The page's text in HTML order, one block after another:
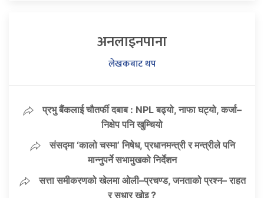
अनलाइनपाना
लेखकबाट थप
प्रभु बैंकलाई चौतर्फी दबाब : NPL बढ्यो, नाफा घट्यो, कर्जा–
निक्षेप पनि खुम्चियो
संसद्मा ‘कालो चस्मा’ निषेध, प्रधानमन्त्री र मन्त्रीले पनि
मान्नुपर्ने सभामुखको निर्देशन
सत्ता समीकरणको खेलमा ओली–प्रचण्ड, जनताको प्रश्न– राहत
र सुधार खोइ ?